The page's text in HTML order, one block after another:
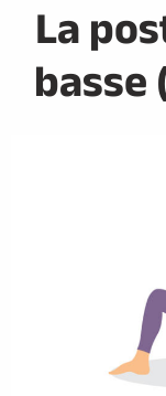
La
basse